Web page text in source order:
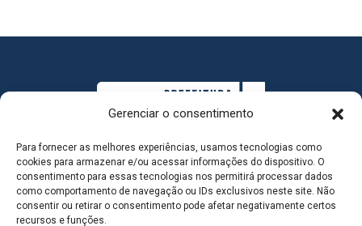
Gerenciar o consentimento
Para fornecer as melhores experiências, usamos tecnologias como
cookies para armazenar e/ou acessar informações do dispositivo. O
consentimento para essas tecnologias nos permitirá processar dados
como comportamento de navegação ou IDs exclusivos neste site. Não
consentir ou retirar o consentimento pode afetar negativamente certos
recursos e funções.
MAPA DO SITE